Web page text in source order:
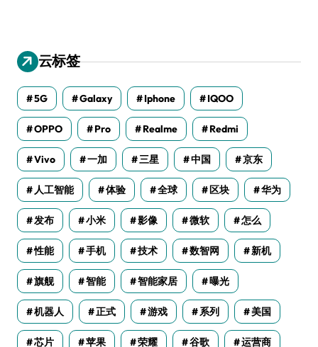
云标签
5G Galaxy Iphone IQOO
OPPO Pro Realme Redmi
Vivo 一加 三星 中国 京东
人工智能 体验 全球 区块 华为
发布 小米 影像 微软 怎么
性能 手机 技术 数智网 新机
旗舰 智能 智能家居 曝光
机器人 正式 游戏 系列 美国
芯片 苹果 荣耀 谷歌 运营商